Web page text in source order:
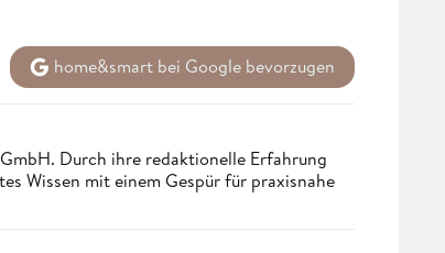
home&smart bei Google bevorzugen
Durch ihre redaktionelle Erfahrung
Wissen mit einem Gespür für praxisnahe